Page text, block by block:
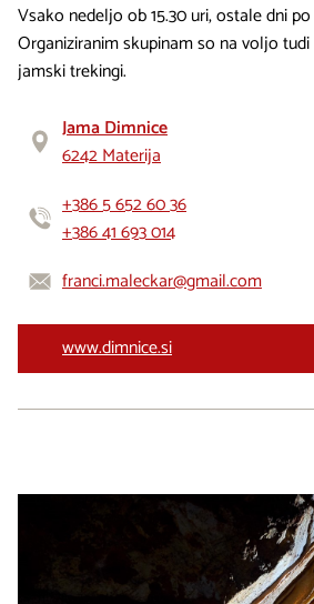
Vsako nedeljo ob 15.30 uri, ostale dni
Organiziranim skupinam so na voljo
jamski trekingi.
Jama Dimnice
6242 Materija
+386 5 652 60 36
+386 41 693 014
franci.maleckar@gmail.com
www.dimnice.si